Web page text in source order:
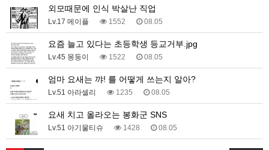
외모때문에 인식 박살난 직업
Lv.17 메이플 1552 08.05
요즘 늘고 있다는 초등학생 등교거부.jpg
Lv.45 몽둥이 1522 08.05
엄마 요새는 꺄! 를 어떻게 쓰는지 알아?
Lv.51 아라셀리 1235 08.05
요새 치고 올라오는 봉화군 SNS
Lv.51 아기물티슈 1428 08.05